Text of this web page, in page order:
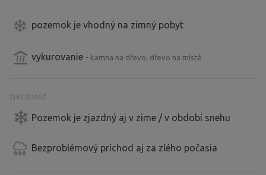
pozemok je vhodný na zimný pobyt
vykurovanie - kamna na dřevo, dřevo na místě
zjazdnosť
Pozemok je zjazdný aj v zime / v období snehu
Bezproblémový príchod aj za zlého počasia